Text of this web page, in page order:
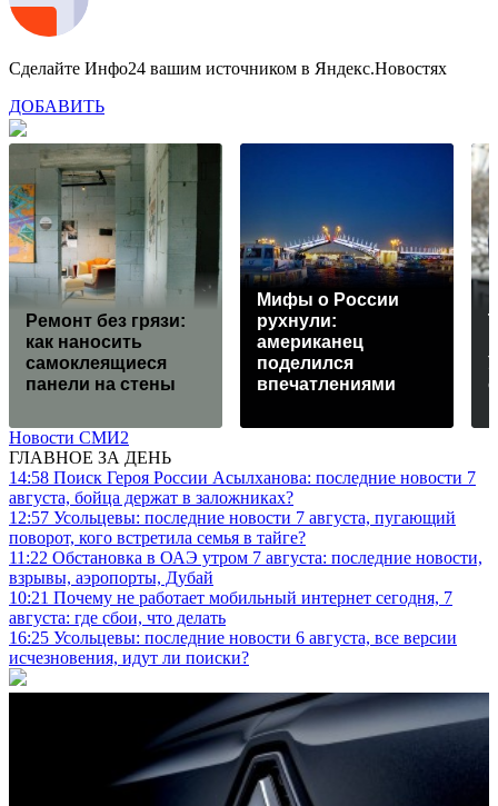
Сделайте Инфо24 вашим источником в Яндекс.Новостях
ДОБАВИТЬ
Ремонт без грязи:
как наносить
самоклеящиеся
панели на стены
Мифы о России
рухнули:
американец
поделился
впечатлениями
Новости СМИ2
ГЛАВНОЕ ЗА ДЕНЬ
14:58 Поиск Героя России Асылханова: последние новости 7
августа, бойца держат в заложниках?
12:57 Усольцевы: последние новости 7 августа, пугающий
поворот, кого встретила семья в тайге?
11:22 Обстановка в ОАЭ утром 7 августа: последние новости,
взрывы, аэропорты, Дубай
10:21 Почему не работает мобильный интернет сегодня, 7
августа: где сбои, что делать
16:25 Усольцевы: последние новости 6 августа, все версии
исчезновения, идут ли поиски?